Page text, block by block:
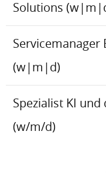
Solutions
Servicemanager
(w|m|d)
Spezialist KI
(w/m/d)